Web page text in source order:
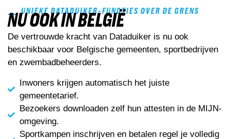
UNIEKE DATADUIKER-FUNCTIES OVER DE GRENS
NU OOK IN BELGIË
De vertrouwde kracht van Dataduiker is nu ook
beschikbaar voor Belgische gemeenten, sportbedrijven
en zwembadbeheerders.
Inwoners krijgen automatisch het juiste
gemeentetarief.
Bezoekers downloaden zelf hun attesten in de MIJN-
omgeving.
Sportkampen inschrijven en betalen regel je volledig